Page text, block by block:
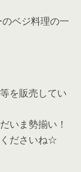
ベジ料理の一
を販売してい
いま勢揃い！
ださいね☆